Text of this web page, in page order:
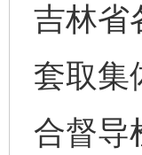
吉林省
套取集
合督导